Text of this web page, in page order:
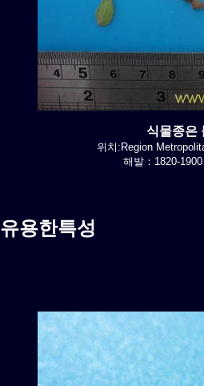
식물종은
위치:Region
해발：1820-
유용한특성